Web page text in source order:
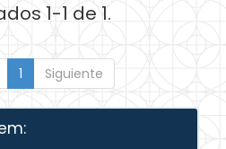
1-1 de 1.
1 Siguiente